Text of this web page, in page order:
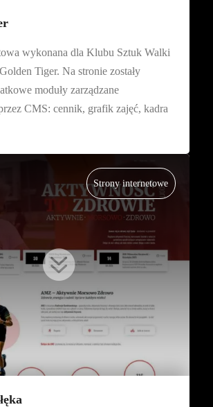
wykonana dla Klubu Sztuk Walki
Tiger. Na stronie zostały
moduły zarządzane
CMS: cennik, grafik zajęć, kadra
Strony internetowe
